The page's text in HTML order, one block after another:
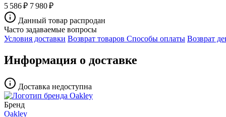
5 586 ₽ 7 980 ₽
Данный товар распродан
Часто задаваемые вопросы
Условия доставки Возврат товаров Способы оплаты Возврат
Информация о доставке
Доставка недоступна
Бренд
Oakley